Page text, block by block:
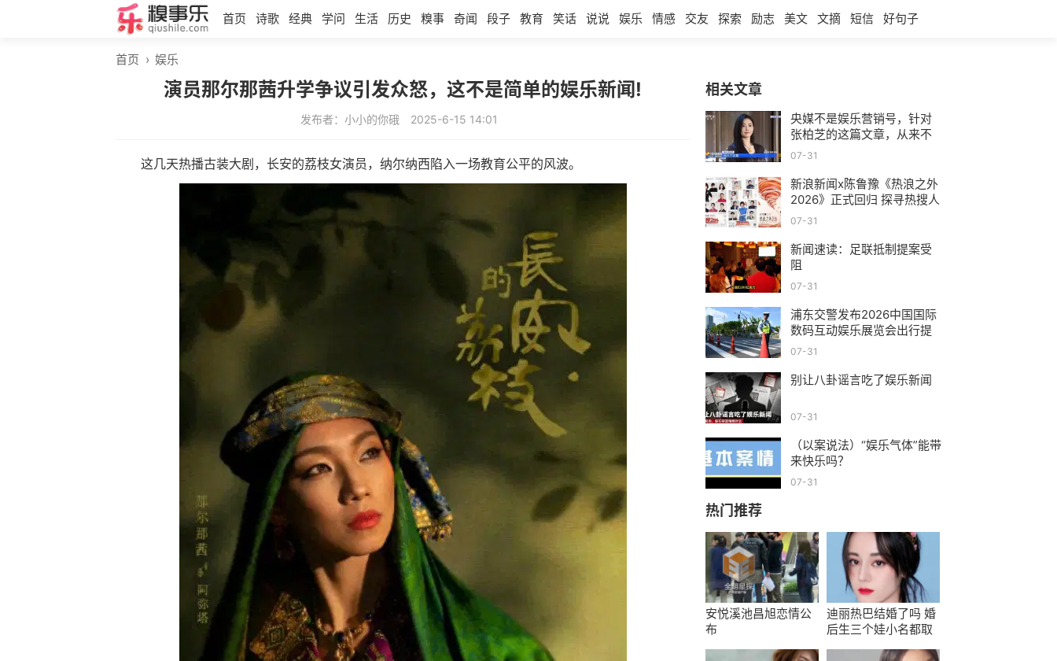
首页 诗歌 经典 学问 生活 历史 糗事 奇闻 段子 教育 笑话 说说 娱乐 情感 交友 探索 励志 美文 文摘 短信 好句子
首页 › 娱乐
演员那尔那茜升学争议引发众怒，这不是简单的娱乐新闻!
发布者：小小的你硪 2025-6-15 14:01
这几天热播古装大剧，长安的荔枝女演员，纳尔纳西陷入一场教育公平的风波。
相关文章
央媒不是娱乐营销号，针对
张柏芝的这篇文章，从来不
止是娱乐新闻
07-31
新浪新闻x陈鲁豫《热浪之外
2026》正式回归 探寻热搜人
物的真实人生
07-31
新闻速读：足联抵制提案受
阻
07-31
浦东交警发布2026中国国际
数码互动娱乐展览会出行提
示
07-31
别让八卦谣言吃了娱乐新闻
07-31
（以案说法）“娱乐气体”能带
来快乐吗？
07-31
热门推荐
安悦溪池昌旭恋情公
布
迪丽热巴结婚了吗 婚
后生三个娃小名都取